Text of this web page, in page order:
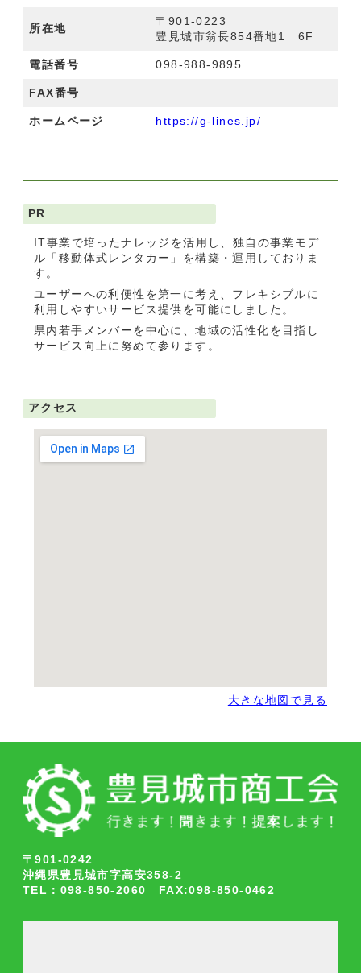
所在地
〒901-0223
豊見城市翁長854番地1 6F
電話番号 098-988-9895
FAX番号
ホームページ https://g-lines.jp/
PR
IT事業で培ったナレッジを活用し、独自の事業モデ
ル「移動体式レンタカー」を構築・運用しておりま
す。
ユーザーへの利便性を第一に考え、フレキシブルに
利用しやすいサービス提供を可能にしました。
県内若手メンバーを中心に、地域の活性化を目指し
サービス向上に努めて参ります。
アクセス
大きな地図で見る
〒901-0242
沖縄県豊見城市字高安358-2
TEL：098-850-2060 FAX:098-850-0462